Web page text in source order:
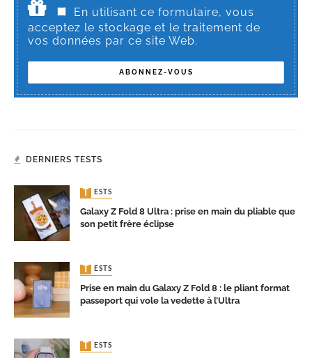
En utilisant ce formulaire, vous
acceptez le stockage et le traitement de
vos données par ce site Web.
DERNIERS TESTS
TESTS
Galaxy Z Fold 8 Ultra : prise en main du pliable que
son petit frère éclipse
TESTS
Prise en main du Galaxy Z Fold 8 : le pliant format
passeport qui vole la vedette à l’Ultra
TESTS